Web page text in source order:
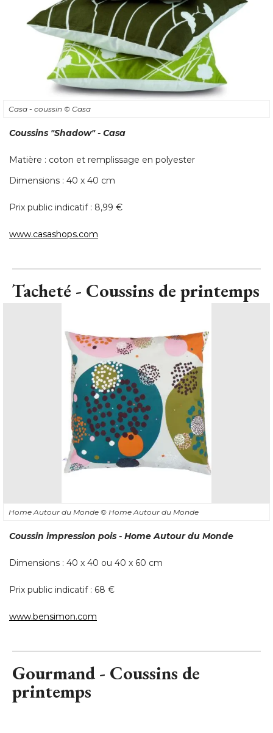
Casa - coussin © Casa
Coussins "Shadow" - Casa
Matière : coton et remplissage en polyester
Dimensions : 40 x 40 cm
Prix public indicatif : 8,99 €
www.casashops.com
Tacheté - Coussins de printemps
Home Autour du Monde © Home Autour du Monde
Coussin impression pois - Home Autour du Monde
Dimensions : 40 x 40 ou 40 x 60 cm
Prix public indicatif : 68 €
www.bensimon.com
Gourmand - Coussins de
printemps